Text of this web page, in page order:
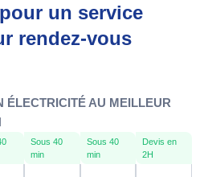
un service
rendez-vous
ÉLECTRICITÉ AU MEILLEUR
Sous 40
min
Sous 40
min
Devis en
2H